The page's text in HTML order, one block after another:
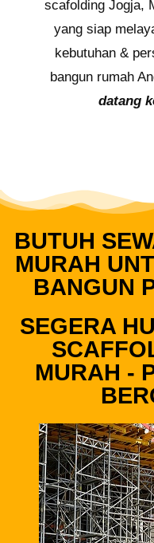
scafolding Jogja,
yang siap
kebutuhan &
bangun rumah
datang
BUTUH
MURAH
BANGUN
SEGERA
MURAH -